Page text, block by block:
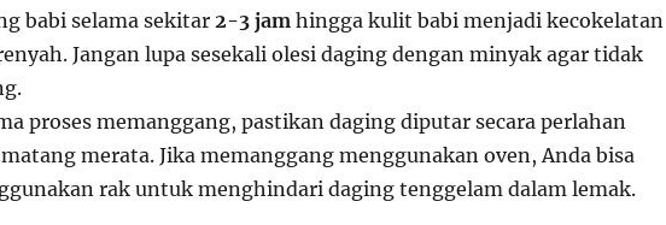
babi selama sekitar 2-3 jam hingga kulit babi menjadi kecokelatan
Jangan lupa sesekali olesi daging dengan minyak agar tidak
proses memanggang, pastikan daging diputar secara perlahan
merata. Jika memanggang menggunakan oven, Anda bisa
rak untuk menghindari daging tenggelam dalam lemak.